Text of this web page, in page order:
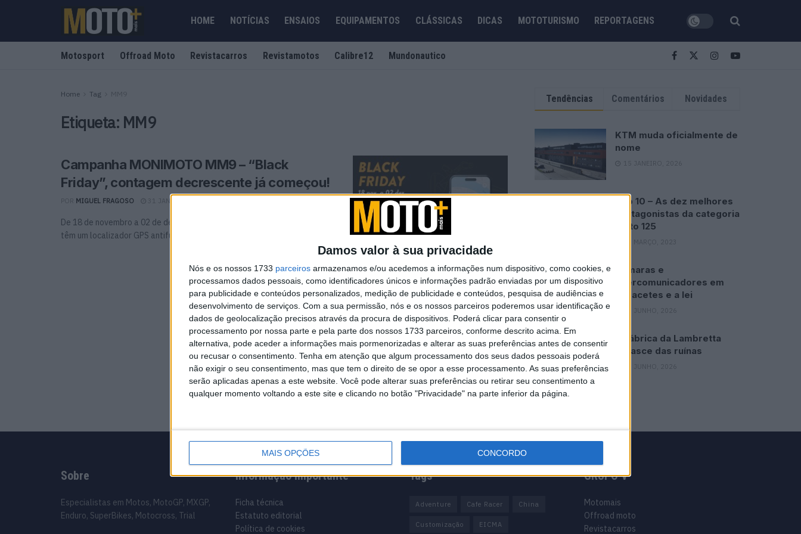
Damos valor à sua privacidade
Nós e os nossos 1733 parceiros armazenamos e/ou acedemos a informações num dispositivo, como cookies, e
processamos dados pessoais, como identificadores únicos e informações padrão enviadas por um dispositivo
para publicidade e conteúdos personalizados, medição de publicidade e conteúdos, pesquisa de audiências e
desenvolvimento de serviços. Com a sua permissão, nós e os nossos parceiros poderemos usar identificação e
dados de geolocalização precisos através da procura de dispositivos. Poderá clicar para consentir o
processamento por nossa parte e pela parte dos nossos 1733 parceiros, conforme descrito acima. Em
alternativa, pode aceder a informações mais pormenorizadas e alterar as suas preferências antes de consentir
ou recusar o consentimento. Tenha em atenção que algum processamento dos seus dados pessoais poderá
não exigir o seu consentimento, mas que tem o direito de se opor a esse processamento. As suas preferências
serão aplicadas apenas a este website. Você pode alterar suas preferências ou retirar seu consentimento a
qualquer momento voltando a este site e clicando no botão "Privacidade" na parte inferior da página.
MAIS OPÇÕES CONCORDO
HOME NOTÍCIAS ENSAIOS EQUIPAMENTOS CLÁSSICAS DICAS MOTOTURISMO REPORTAGENS
Motosport Offroad Moto Revistacarros Revistamotos Calibre12 Mundonautico
Home Tag MM9
Etiqueta: MM9
Campanha MONIMOTO MM9 – “Black
Friday”, contagem decrescente já começou!
MIGUEL FRAGOSO 31 JANEIRO, 2025
De 18 de novembro a 02 de dezembro, os motociclistas que ainda não
têm um localizador GPS antifurto instalado na ...
Tendências Comentários Novidades
KTM muda oficialmente de
nome
15 JANEIRO, 2026
Top 10 – As dez melhores
protagonistas da categoria
Moto 125
10 MARÇO, 2023
Câmaras e
intercomunicadores em
capacetes e a lei
16 JUNHO, 2026
A fábrica da Lambretta
renasce das ruínas
21 JUNHO, 2026
Sobre
Especialistas em Motos, MotoGP, MXGP,
Enduro, SuperBikes, Motocross, Trial
Informação importante
Ficha técnica
Estatuto editorial
Política de cookies
Tags
Adventure Cafe Racer China
Customização EICMA
GRUPO V
Motomais
Offroad moto
Revistacarros